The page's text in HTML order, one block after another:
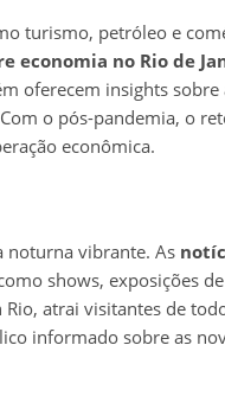
turismo, petróleo e
economia no Rio de
oferecem insights
o pós-pandemia, o
econômica.
noturna vibrante. As
shows, exposições
atrai visitantes de
informado sobre as